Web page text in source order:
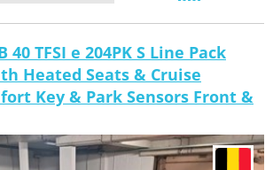
40 TFSI e 204PK S Line Pack
Heated Seats & Cruise
Key & Park Sensors Front &